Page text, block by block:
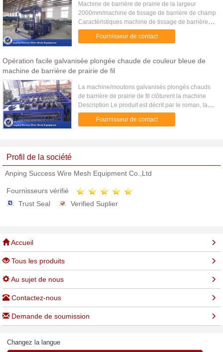
Machine de barrière de prairie de la largeur
2000mm/machine de tissage de barrière de champ
Caractéristiques machine de tissage de barrière
de champ de noeud de joint de charnière 1,
diamètre de fil : 2.5-6mm 2...
Fournisseur de contact
Opération facile galvanisée plongée chaude de couleur bleue de
machine de barrière de prairie de fil
La machine/moutons galvanisés plongés chauds
de barrière de prairie de fil clôturent la machine
Description Le produit est décrit par le roman, la
structure ferme et précise, le côté de fil plat, la
maille ...Fournisseur de contact
Profil de la société
Anping Success Wire Mesh Equipment Co.,Ltd
Fournisseurs vérifié
Trust Seal
Verified Suplier
Accueil
Tous les produits
Au sujet de nous
Contactez-nous
Demande de soumission
Changez la langue